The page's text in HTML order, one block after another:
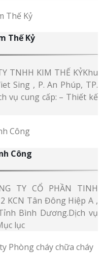
Thế Kỷ
TNHH KIM THẾ KỶKhu
Sing , P. An Phúp, TP.
vụ cung cấp: – Thiết kế
Công
TY CỔ PHẦN TINH
KCN Tân Đông Hiệp A ,
Bình Dương.Dịch vụ
lục